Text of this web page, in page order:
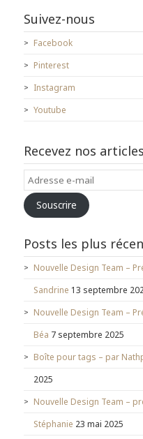
Suivez-nous
Facebook
Pinterest
Instagram
Youtube
Recevez nos articles
Adresse
e-
mailSouscrire
Posts les plus
Nouvelle Design Team –
Sandrine 13 septembre
Nouvelle Design Team –
Béa 7 septembre 2025
Boîte pour tags – par
2025
Nouvelle Design Team –
Stéphanie 23 mai 2025